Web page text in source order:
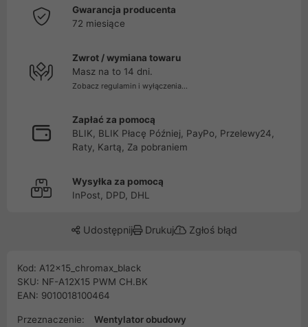
Gwarancja producenta
72 miesiące
Zwrot / wymiana towaru
Masz na to 14 dni.
Zobacz regulamin i wyłączenia...
Zapłać za pomocą
BLIK, BLIK Płacę Później, PayPo, Przelewy24,
Raty, Kartą, Za pobraniem
Wysyłka za pomocą
InPost, DPD, DHL
Udostępnij Drukuj Zgłoś błąd
Kod: A12x15_chromax_black
SKU: NF-A12X15 PWM CH.BK
EAN: 9010018100464
Przeznaczenie:
Wentylator obudowy